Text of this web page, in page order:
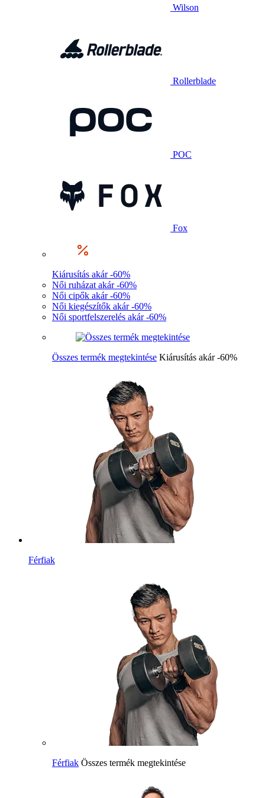
Wilson
Rollerblade
POC
Fox
Kiárusítás akár -60%
Női ruházat akár -60%
Női cipők akár -60%
Női kiegészítők akár -60%
Női sportfelszerelés akár -60%
Összes termék megtekintése Kiárusítás akár -60%
Férfiak
Férfiak Összes termék megtekintése